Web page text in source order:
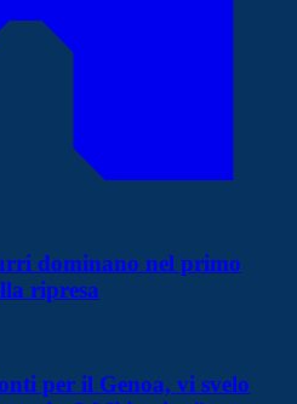
dominano nel primo
ripresa
per il Genoa, vi svelo